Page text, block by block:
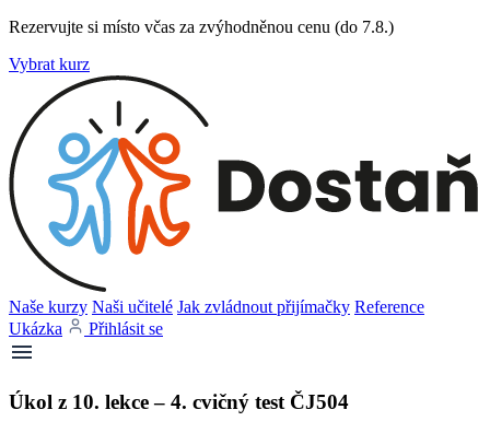
Rezervujte si místo včas za zvýhodněnou cenu (do 7.8.)
Vybrat kurz
Naše kurzy Naši učitelé Jak zvládnout přijímačky Reference
Ukázka
Přihlásit se
Úkol z 10. lekce – 4. cvičný test ČJ504